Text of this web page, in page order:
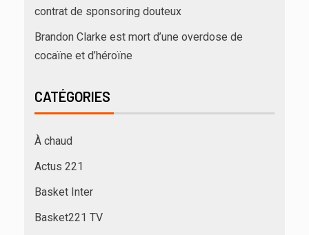
contrat de sponsoring douteux
Brandon Clarke est mort d’une overdose de
cocaïne et d’héroïne
CATÉGORIES
À chaud
Actus 221
Basket Inter
Basket221 TV